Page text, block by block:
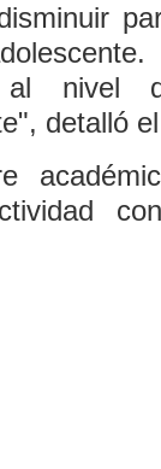
al nivel
detalló